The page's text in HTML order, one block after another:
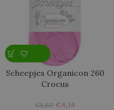
Scheepjes Organicon 260
Crocus
€4,60 €4,14